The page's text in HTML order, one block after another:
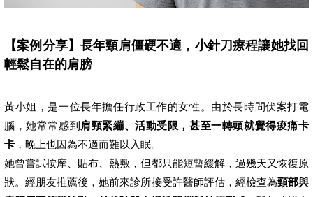
【案例分享】長年頸肩僵硬不適，小針刀療程讓她找回
輕鬆自在的肩膀
黃小姐，是一位長年擔任行政工作的女性。由於長時間伏案打電
腦，她常常感到 肩頸緊繃、活動受限，甚至一轉頭就覺得痠痛卡
卡 ，晚上也因為不適而難以入眠。
她曾嘗試按摩、貼布、熱敷，但都只能短暫緩解，過幾天又恢復原
狀。經朋友推薦後，她前來診所接受許醫師評估，經檢查為頸部與